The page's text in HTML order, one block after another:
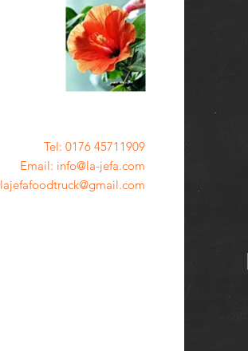
Tel: 0176 45711909
Email: info@la-jefa.com
lajefafoodtruck@gmail.com